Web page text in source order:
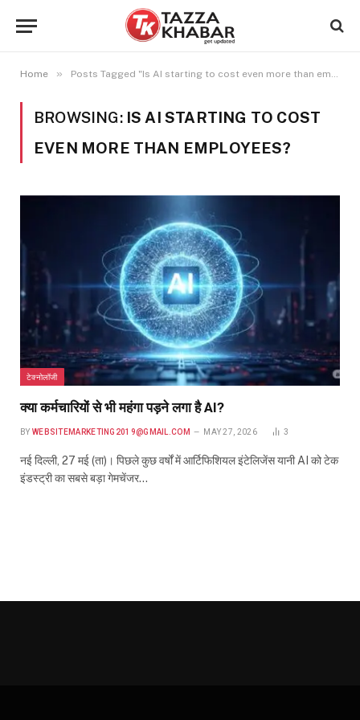
Home » Posts Tagged "Is AI starting to cost even more than employees?"
BROWSING: IS AI STARTING TO COST
EVEN MORE THAN EMPLOYEES?
टेक्नोलॉजी
क्या कर्मचारियों से भी महंगा पड़ने लगा है AI?
BY WEBSITEMARKETING2019@GMAIL.COM MAY 27, 2026 3
नई दिल्ली, 27 मई (ता)। पिछले कुछ वर्षों में आर्टिफिशियल इंटेलिजेंस यानी AI को टेक
इंडस्ट्री का सबसे बड़ा गेमचेंजर…